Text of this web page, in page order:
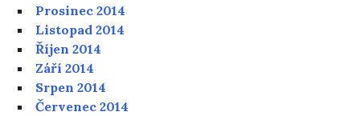
Prosinec 2014
Listopad 2014
Říjen 2014
Září 2014
Srpen 2014
Červenec 2014